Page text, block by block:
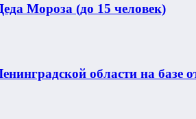
Мороза (до 15 человек)
области на базе